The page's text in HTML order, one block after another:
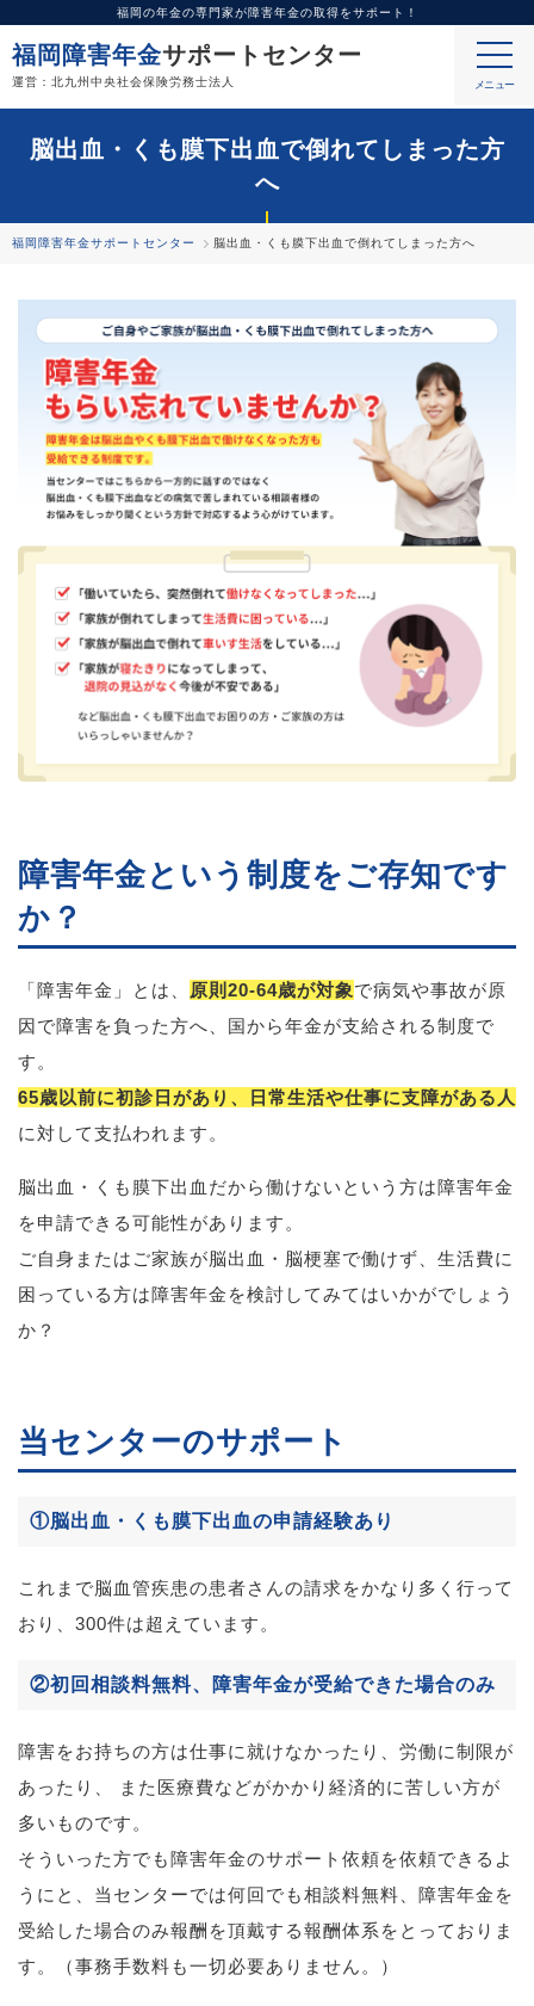
福岡の年金の専門家が障害年金の取得をサポート！
福岡障害年金サポートセンター
運営：北九州中央社会保険労務士法人
脳出血・くも膜下出血で倒れてしまった方
へ
福岡障害年金サポートセンター 脳出血・くも膜下出血で倒れてしまった方へ
障害年金という制度をご存知です
か？
「障害年金」とは、 原則20-64歳が対象で病気や事故が原
因で障害を負った方へ、国から年金が支給される制度で
す。
65歳以前に初診日があり、日常生活や仕事に支障がある人
に対して支払われます。
脳出血・くも膜下出血だから働けないという方は障害年金
を申請できる可能性があります。
ご自身またはご家族が脳出血・脳梗塞で働けず、生活費に
困っている方は障害年金を検討してみてはいかがでしょう
か？
当センターのサポート
①脳出血・くも膜下出血の申請経験あり
これまで脳血管疾患の患者さんの請求をかなり多く行って
おり、300件は超えています。
②初回相談料無料、障害年金が受給できた場合のみ
障害をお持ちの方は仕事に就けなかったり、労働に制限が
あったり、 また医療費などがかかり経済的に苦しい方が
多いものです。
そういった方でも障害年金のサポート依頼を依頼できるよ
うにと、当センターでは何回でも相談料無料、障害年金を
受給した場合のみ報酬を頂戴する報酬体系をとっておりま
す。（事務手数料も一切必要ありません。）